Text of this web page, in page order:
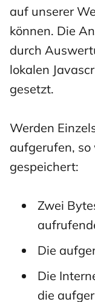
auf unserer
können. Die
durch
lokalen
gesetzt.
Werden
aufgerufen,
gespeichert:
Zwei
Die
Die
die